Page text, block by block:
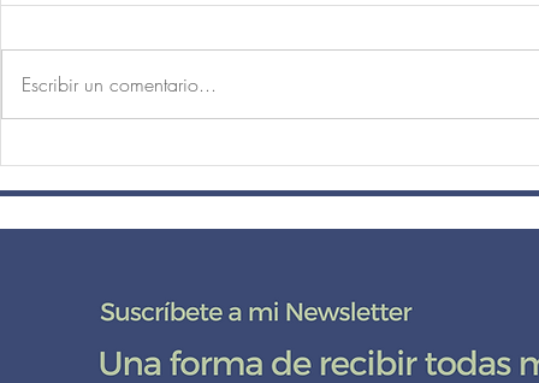
Yoga?
Escribir un comentario...